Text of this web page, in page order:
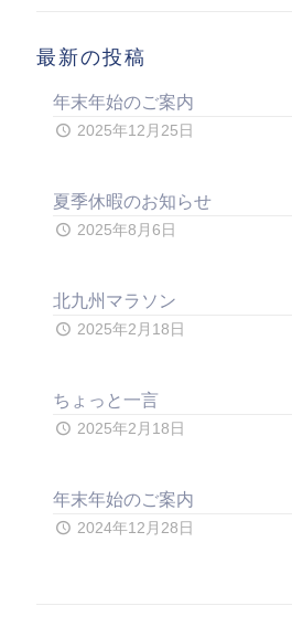
最新の投稿
年末年始のご案内
2025年12月25日
夏季休暇のお知らせ
2025年8月6日
北九州マラソン
2025年2月18日
ちょっと一言
2025年2月18日
年末年始のご案内
2024年12月28日